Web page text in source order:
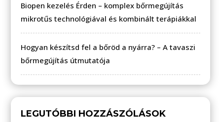
Biopen kezelés Érden – komplex bőrmegújítás
mikrotűs technológiával és kombinált terápiákkal
Hogyan készítsd fel a bőröd a nyárra? – A tavaszi
bőrmegújítás útmutatója
LEGUTÓBBI HOZZÁSZÓLÁSOK